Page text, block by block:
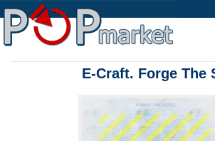
E-Craft. Forge The